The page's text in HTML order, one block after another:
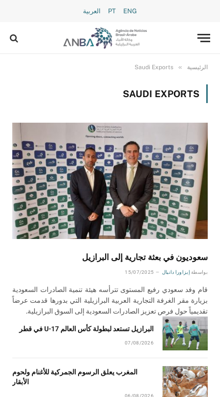
PT ENG العربية
الرئيسية »
Saudi Exports
SAUDI EXPORTS
سعوديون في بعثة تجارية إلى البرازيل
بواسطة إيزاورا دانيال 15/07/2025
قام وفد سعودي رفيع المستوى تترأسه هيئة تنمية الصادرات السعودية
بزيارة مقر الغرفة التجارية العربية البرازيلية التي بدورها قدمت عرضاً
تقديمياً حول فرص تعزيز الصادرات السعودية إلى السوق البرازيلية.
البرازيل تستعد لبطولة كأس العالم U-17 في قطر
07/08/2026
المغرب يعلق الرسوم الجمركية للأغنام ولحوم
الأبقار
06/08/2026